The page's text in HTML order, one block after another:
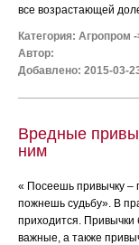
все возрастающей
Категория: Агропром -
Автор:
Добавлено: 2015-03-
Вредные
ним
« Посеешь привычку –
пожнешь судьбу». В
приходится.
важные, а также